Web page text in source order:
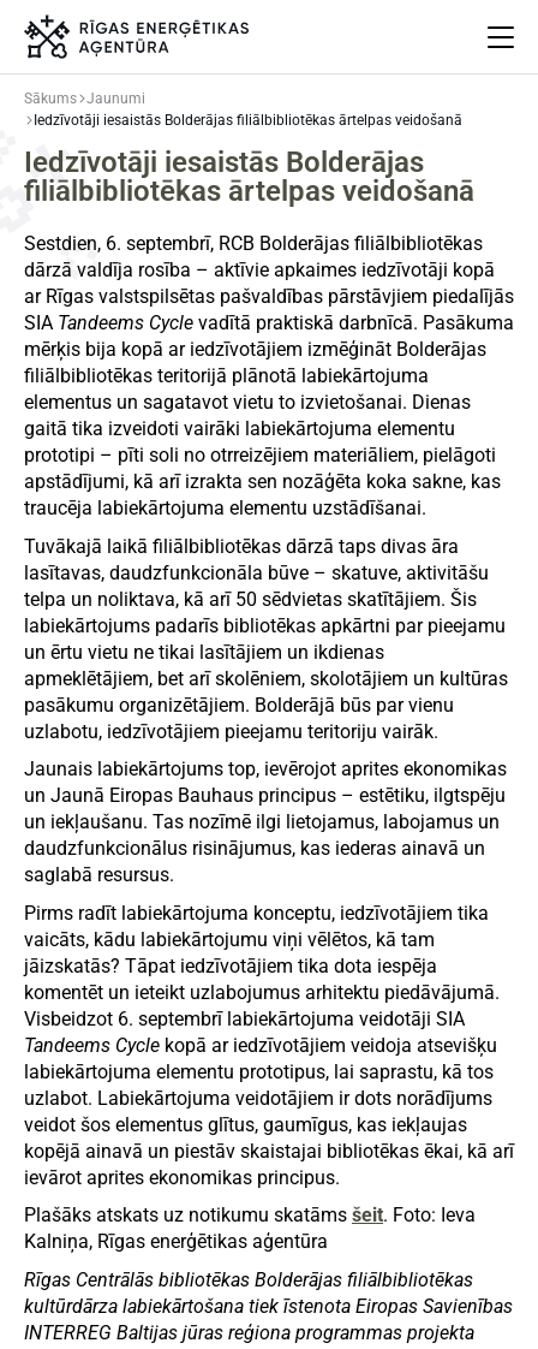
Projekti
Energoefektivitāte
Pasākumi
Jaunumi
Aprites ekonomika
Iesaisties
Elpo Rīga!
Ēkas atjaunošanas ABC
Meklēt Language Iestatījumi
Sākums Jaunumi
Iedzīvotāji iesaistās Bolderājas filiālbibliotēkas ārtelpas veidošanā
Iedzīvotāji iesaistās Bolderājas
filiālbibliotēkas ārtelpas veidošanā
Sestdien, 6. septembrī, RCB Bolderājas filiālbibliotēkas
dārzā valdīja rosība – aktīvie apkaimes iedzīvotāji kopā
ar Rīgas valstspilsētas pašvaldības pārstāvjiem piedalījās
SIA Tandeems Cycle vadītā praktiskā darbnīcā. Pasākuma
mērķis bija kopā ar iedzīvotājiem izmēģināt Bolderājas
filiālbibliotēkas teritorijā plānotā labiekārtojuma
elementus un sagatavot vietu to izvietošanai. Dienas
gaitā tika izveidoti vairāki labiekārtojuma elementu
prototipi – pīti soli no otrreizējiem materiāliem, pielāgoti
apstādījumi, kā arī izrakta sen nozāģēta koka sakne, kas
traucēja labiekārtojuma elementu uzstādīšanai.
Tuvākajā laikā filiālbibliotēkas dārzā taps divas āra
lasītavas, daudzfunkcionāla būve – skatuve, aktivitāšu
telpa un noliktava, kā arī 50 sēdvietas skatītājiem. Šis
labiekārtojums padarīs bibliotēkas apkārtni par pieejamu
un ērtu vietu ne tikai lasītājiem un ikdienas
apmeklētājiem, bet arī skolēniem, skolotājiem un kultūras
pasākumu organizētājiem. Bolderājā būs par vienu
uzlabotu, iedzīvotājiem pieejamu teritoriju vairāk.
Jaunais labiekārtojums top, ievērojot aprites ekonomikas
un Jaunā Eiropas Bauhaus principus – estētiku, ilgtspēju
un iekļaušanu. Tas nozīmē ilgi lietojamus, labojamus un
daudzfunkcionālus risinājumus, kas iederas ainavā un
saglabā resursus.
Pirms radīt labiekārtojuma konceptu, iedzīvotājiem tika
vaicāts, kādu labiekārtojumu viņi vēlētos, kā tam
jāizskatās? Tāpat iedzīvotājiem tika dota iespēja
komentēt un ieteikt uzlabojumus arhitektu piedāvājumā.
Visbeidzot 6. septembrī labiekārtojuma veidotāji SIA
Tandeems Cycle kopā ar iedzīvotājiem veidoja atsevišķu
labiekārtojuma elementu prototipus, lai saprastu, kā tos
uzlabot. Labiekārtojuma veidotājiem ir dots norādījums
veidot šos elementus glītus, gaumīgus, kas iekļaujas
kopējā ainavā un piestāv skaistajai bibliotēkas ēkai, kā arī
ievārot aprites ekonomikas principus.
Plašāks atskats uz notikumu skatāms šeit. Foto: Ieva
Kalniņa, Rīgas enerģētikas aģentūra
Rīgas Centrālās bibliotēkas Bolderājas filiālbibliotēkas
kultūrdārza labiekārtošana tiek īstenota Eiropas Savienības
INTERREG Baltijas jūras reģiona programmas projekta